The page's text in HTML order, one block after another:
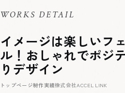
WORKS DETAIL
イメージは楽しいフ
ル！おしゃれでポジ
りデザイン
トップページ制作実績株式会社ACCEL LINK